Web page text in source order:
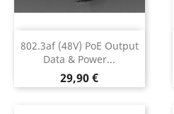
802.3af (48V) PoE Output
Data & Power...
Preço
29,90 €